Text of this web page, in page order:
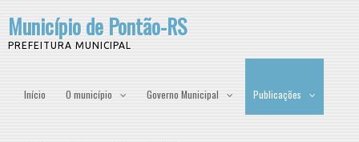
Município de Pontão-RS
PREFEITURA MUNICIPAL
Início O município Governo Municipal Publicações